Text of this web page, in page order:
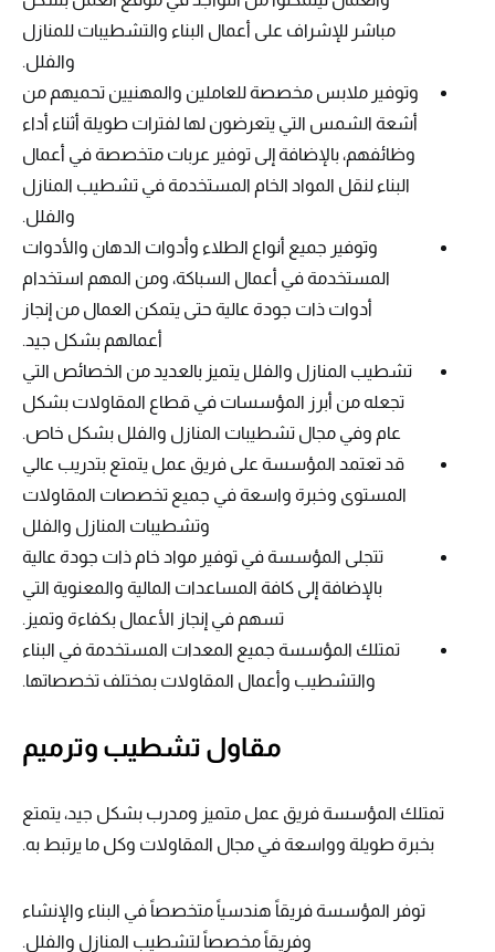
مباشر للإشراف على أعمال البناء والتشطيبات للمنازل
والفلل.
وتوفير ملابس مخصصة للعاملين والمهنيين تحميهم من
أشعة الشمس التي يتعرضون لها لفترات طويلة أثناء أداء
وظائفهم، بالإضافة إلى توفير عربات متخصصة في أعمال
البناء لنقل المواد الخام المستخدمة في تشطيب المنازل
والفلل.
وتوفير جميع أنواع الطلاء وأدوات الدهان والأدوات
المستخدمة في أعمال السباكة، ومن المهم استخدام
أدوات ذات جودة عالية حتى يتمكن العمال من إنجاز
أعمالهم بشكل جيد.
تشطيب المنازل والفلل يتميز بالعديد من الخصائص التي
تجعله من أبرز المؤسسات في قطاع المقاولات بشكل
عام وفي مجال تشطيبات المنازل والفلل بشكل خاص.
قد تعتمد المؤسسة على فريق عمل يتمتع بتدريب عالي
المستوى وخبرة واسعة في جميع تخصصات المقاولات
وتشطيبات المنازل والفلل
تتجلى المؤسسة في توفير مواد خام ذات جودة عالية
بالإضافة إلى كافة المساعدات المالية والمعنوية التي
تسهم في إنجاز الأعمال بكفاءة وتميز.
تمتلك المؤسسة جميع المعدات المستخدمة في البناء
والتشطيب وأعمال المقاولات بمختلف تخصصاتها.
مقاول تشطيب وترميم
تمتلك المؤسسة فريق عمل متميز ومدرب بشكل جيد، يتمتع
بخبرة طويلة وواسعة في مجال المقاولات وكل ما يرتبط به.
توفر المؤسسة فريقاً هندسياً متخصصاً في البناء والإنشاء
وفريقاً مخصصاً لتشطيب المنازل والفلل.